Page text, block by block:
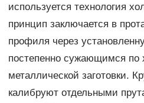
используется технология
принцип заключается в
профиля через
постепенно сужающимся по
металлической заготовки.
калибруют отдельными